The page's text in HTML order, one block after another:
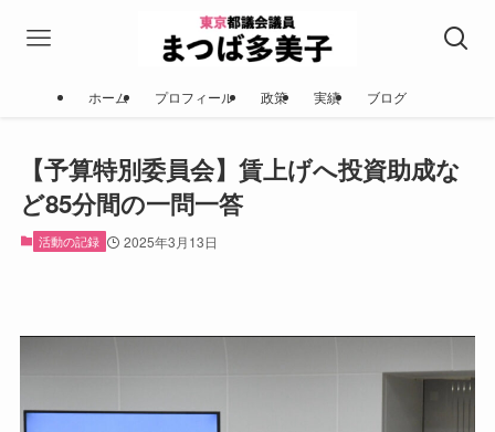
ホーム プロフィール 政策 実績 ブログ
【予算特別委員会】賃上げへ投資助成な
ど85分間の一問一答
活動の記録 2025年3月13日